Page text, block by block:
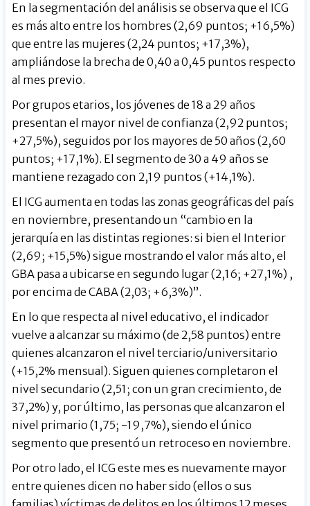
En la segmentación del análisis se observa que el ICG
es más alto entre los hombres (2,69 puntos; +16,5%)
que entre las mujeres (2,24 puntos; +17,3%),
ampliándose la brecha de 0,40 a 0,45 puntos respecto
al mes previo.
Por grupos etarios, los jóvenes de 18 a 29 años
presentan el mayor nivel de confianza (2,92 puntos;
+27,5%), seguidos por los mayores de 50 años (2,60
puntos; +17,1%). El segmento de 30 a 49 años se
mantiene rezagado con 2,19 puntos (+14,1%).
El ICG aumenta en todas las zonas geográficas del país
en noviembre, presentando un “cambio en la
jerarquía en las distintas regiones: si bien el Interior
(2,69; +15,5%) sigue mostrando el valor más alto, el
GBA pasa a ubicarse en segundo lugar (2,16; +27,1%) ,
por encima de CABA (2,03; +6,3%)”.
En lo que respecta al nivel educativo, el indicador
vuelve a alcanzar su máximo (de 2,58 puntos) entre
quienes alcanzaron el nivel terciario/universitario
(+15,2% mensual). Siguen quienes completaron el
nivel secundario (2,51; con un gran crecimiento, de
37,2%) y, por último, las personas que alcanzaron el
nivel primario (1,75; -19,7%), siendo el único
segmento que presentó un retroceso en noviembre.
Por otro lado, el ICG este mes es nuevamente mayor
entre quienes dicen no haber sido (ellos o sus